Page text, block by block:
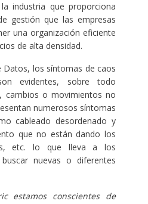
industria que proporciona
gestión que las empresas
una organización eficiente
de alta densidad.
Datos, los síntomas de caos
evidentes, sobre todo
cambios o movimientos no
numerosos síntomas
cableado desordenado y
que no están dando los
etc. lo que lleva a los
nuevas o diferentes
estamos conscientes de